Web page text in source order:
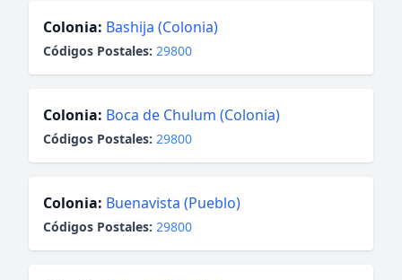
Colonia: Bashija (Colonia)
Códigos Postales: 29800
Colonia: Boca de Chulum (Colonia)
Códigos Postales: 29800
Colonia: Buenavista (Pueblo)
Códigos Postales: 29800